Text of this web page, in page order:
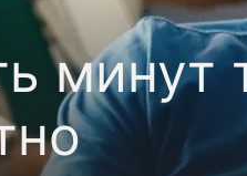
минут